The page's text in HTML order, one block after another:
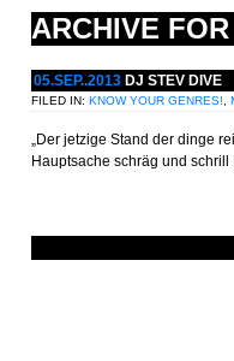
ARCHIVE FOR
05.SEP..2013 DJ STEV DIVE
FILED IN: KNOW YOUR GENRES!,
„Der jetzige Stand der dinge
Hauptsache schräg und schrill